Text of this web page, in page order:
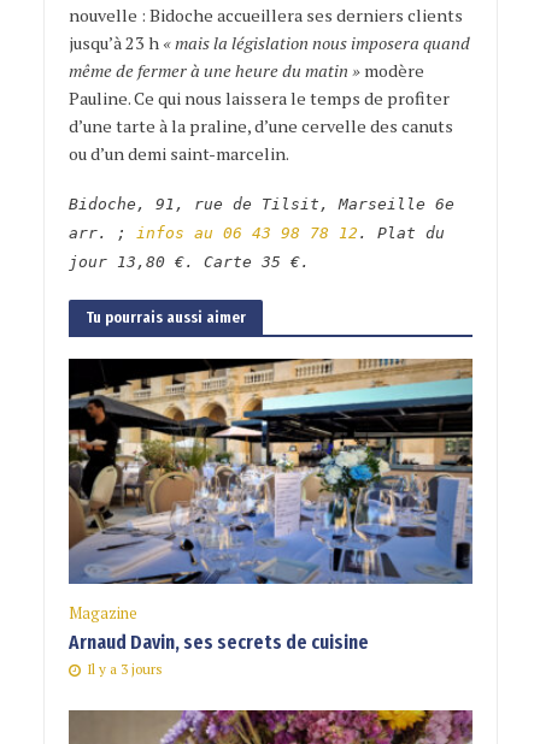
nouvelle : Bidoche accueillera ses derniers clients
jusqu’à 23 h « mais la législation nous imposera quand
même de fermer à une heure du matin »modère
Pauline. Ce qui nous laissera le temps de profiter
d’une tarte à la praline, d’une cervelle des canuts
ou d’un demi saint-marcelin.
Bidoche, 91, rue de Tilsit, Marseille 6e
arr. ;
infos au 06 43 98 78 12 . Plat du
jour 13,80 €. Carte 35 €.
Tu pourrais aussi aimer
Magazine
Arnaud Davin, ses secrets de cuisine
Il y a 3 jours